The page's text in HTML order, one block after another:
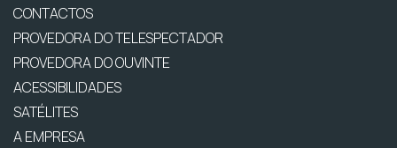
CONTACTOS
PROVEDORA DO TELESPECTADOR
PROVEDORA DO OUVINTE
ACESSIBILIDADES
SATÉLITES
A EMPRESA